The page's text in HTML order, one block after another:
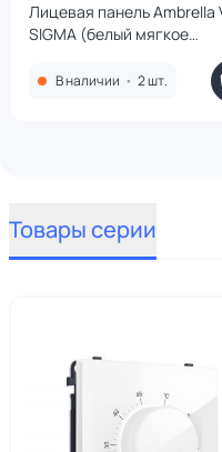
Лицевая панель Ambrella
SIGMA (белый мягкое
касание) для 1-
выключателей QUANT
В наличии • 2 шт.
Товары серии